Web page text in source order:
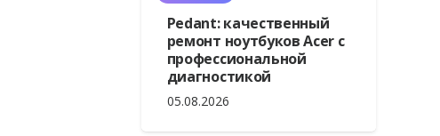
Pedant: качественный
ремонт ноутбуков Acer с
профессиональной
диагностикой
05.08.2026